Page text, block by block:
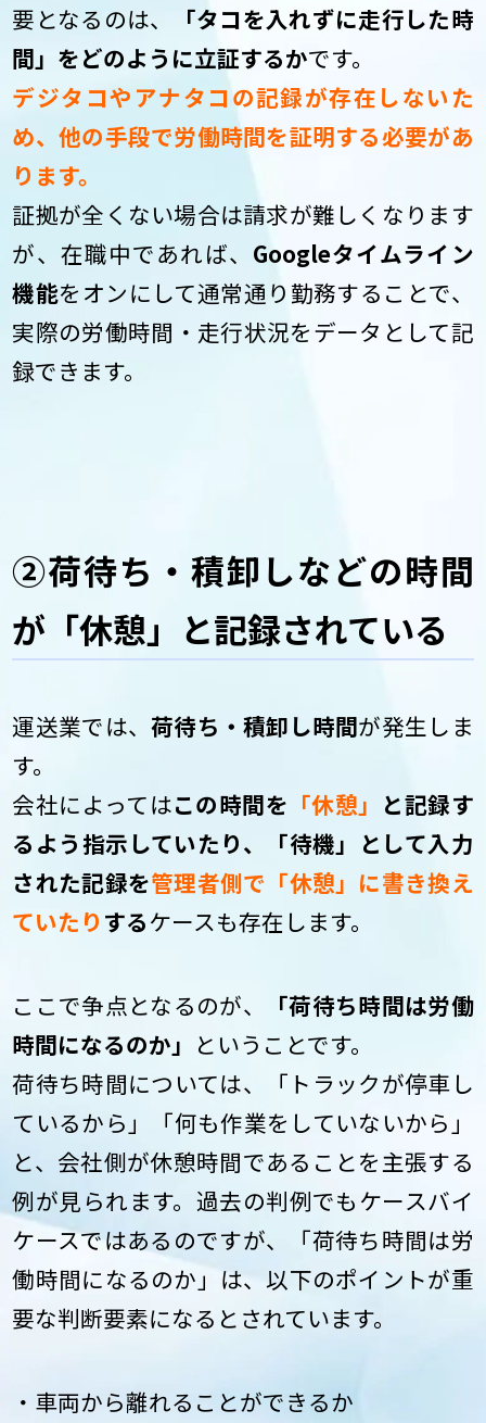
要となるのは、
「タコを入れずに走行した時
間」をどのように立証するかです。
デジタコやアナタコの記録が存在しないた
め、他の手段で労働時間を証明する必要があ
ります。
証拠が全くない場合は請求が難しくなります
が、在職中であれば、 Googleタイムライン
機能をオンにして通常通り勤務することで、
実際の労働時間・走行状況をデータとして記
録できます。
②荷待ち・積卸しなどの時間
が「休憩」と記録されている
運送業では、荷待ち・積卸し時間が発生しま
す。
会社によってはこの時間を 「休憩」 と記録す
るよう指示していたり、「待機」として入力
された記録を管理者側で「休憩」に書き換え
ていたり するケースも存在します。
ここで争点となるのが、
「荷待ち時間は労働
時間になるのか」 ということです。
荷待ち時間については、「トラックが停車し
ているから」「何も作業をしていないから」
と、会社側が休憩時間であることを主張する
例が見られます。過去の判例でもケースバイ
ケースではあるのですが、「荷待ち時間は労
働時間になるのか」は、以下のポイントが重
要な判断要素になるとされています。
・車両から離れることができるか